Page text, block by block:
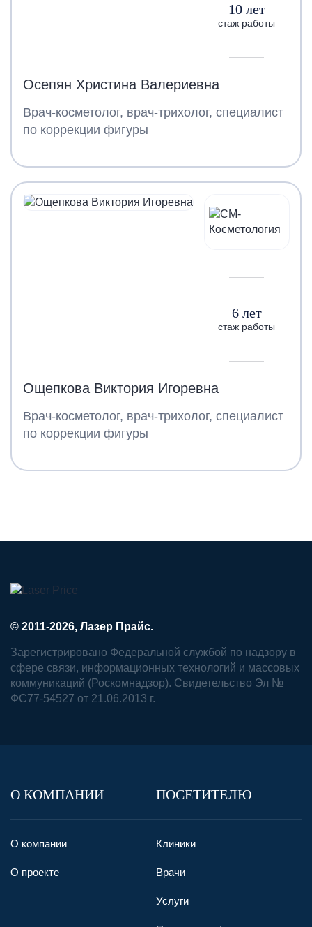
10 лет
стаж работы
Осепян Христина Валериевна
Врач-косметолог, врач-трихолог, специалист
по коррекции фигуры
6 лет
стаж работы
Ощепкова Виктория Игоревна
Врач-косметолог, врач-трихолог, специалист
по коррекции фигуры
© 2011-2026, Лазер Прайс.
Зарегистрировано Федеральной службой по надзору в
сфере связи, информационных технологий и массовых
коммуникаций (Роскомнадзор). Свидетельство Эл №
ФС77-54527 от 21.06.2013 г.
О КОМПАНИИ
О компании
О проекте
ПОСЕТИТЕЛЮ
Клиники
Врачи
Услуги